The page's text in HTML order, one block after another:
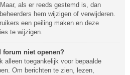
als er reeds gestemd is, dan
hem wijzigen of verwijderen.
een peiling maken en deze
te wijzigen.
forum niet openen?
alleen toegankelijk voor bepaalde
Om berichten te zien, lezen,